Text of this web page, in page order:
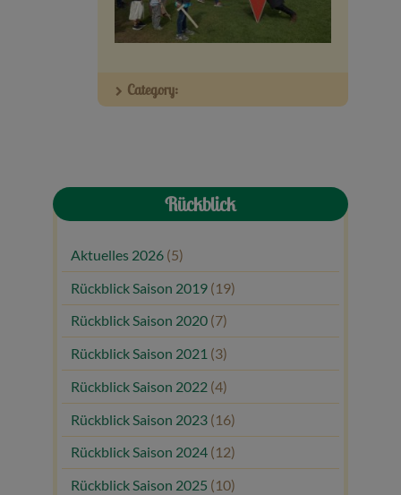
Veranstaltungen
Baumpaten
Category:
Rückblick
Aktuelles 2026 (5)
Rückblick Saison 2019 (19)
Rückblick Saison 2020 (7)
Rückblick Saison 2021 (3)
Rückblick Saison 2022 (4)
Rückblick Saison 2023 (16)
Rückblick Saison 2024 (12)
Rückblick Saison 2025 (10)